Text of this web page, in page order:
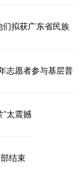
拟获广东省民族
志愿者参与基层普
”太震撼
结束